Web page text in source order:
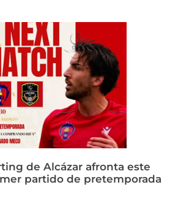
de Alcázar afronta este
partido de pretemporada